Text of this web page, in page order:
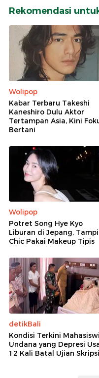
Rekomendasi
Wolipop
Kabar Terbaru Takeshi
Kaneshiro Dulu Aktor
Tertampan Asia, Kini
Bertani
Wolipop
Potret Song Hye Kyo
Liburan di Jepang,
Chic Pakai Makeup Tipis
detikBali
Kondisi Terkini Mahasiswi
Undana yang Depresi
12 Kali Batal Ujian Skripsi